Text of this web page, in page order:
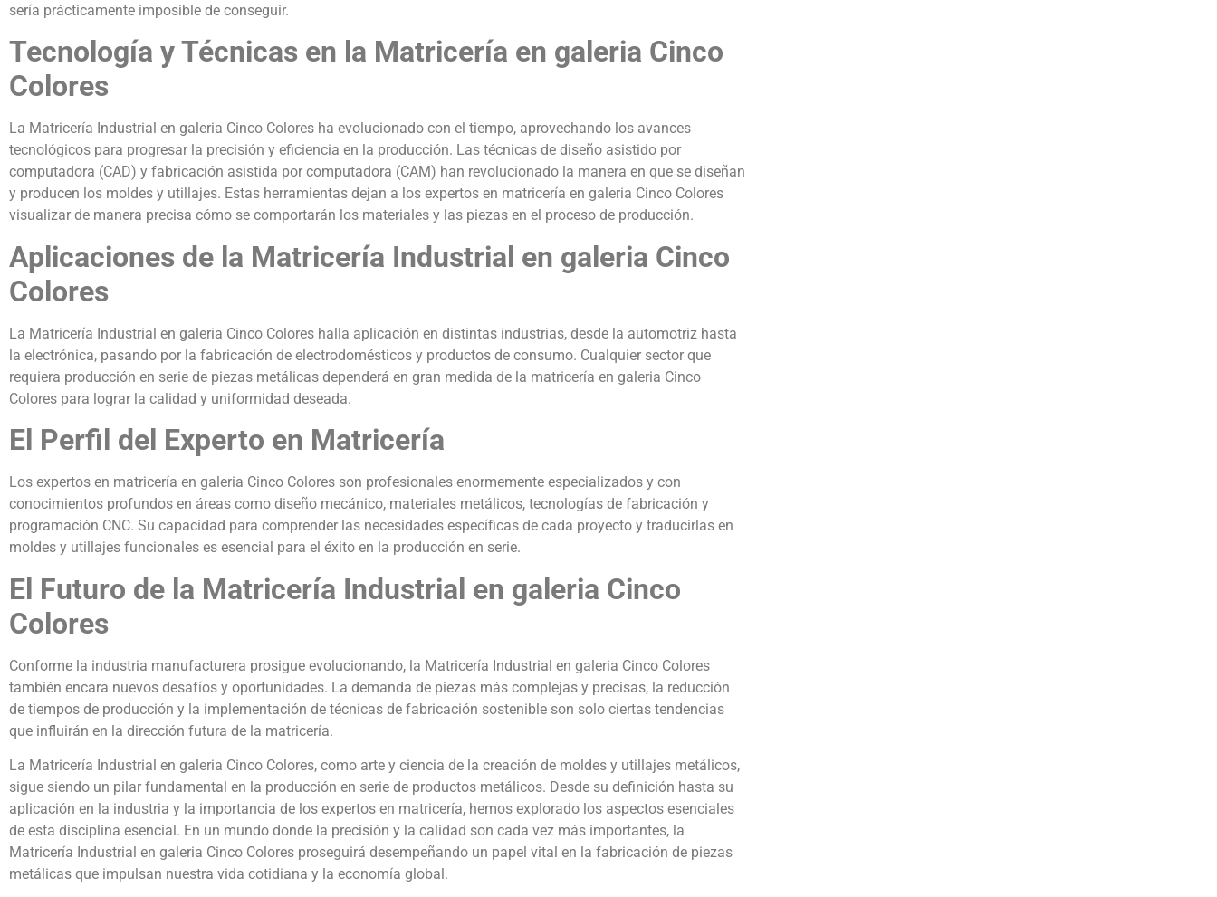
sería prácticamente imposible de conseguir.
Tecnología y Técnicas en la Matricería en galeria Cinco
Colores
La Matricería Industrial en galeria Cinco Colores ha evolucionado con el tiempo, aprovechando los avances
tecnológicos para progresar la precisión y eficiencia en la producción. Las técnicas de diseño asistido por
computadora (CAD) y fabricación asistida por computadora (CAM) han revolucionado la manera en que se diseñan
y producen los moldes y utillajes. Estas herramientas dejan a los expertos en matricería en galeria Cinco Colores
visualizar de manera precisa cómo se comportarán los materiales y las piezas en el proceso de producción.
Aplicaciones de la Matricería Industrial en galeria Cinco
Colores
La Matricería Industrial en galeria Cinco Colores halla aplicación en distintas industrias, desde la automotriz hasta
la electrónica, pasando por la fabricación de electrodomésticos y productos de consumo. Cualquier sector que
requiera producción en serie de piezas metálicas dependerá en gran medida de la matricería en galeria Cinco
Colores para lograr la calidad y uniformidad deseada.
El Perfil del Experto en Matricería
Los expertos en matricería en galeria Cinco Colores son profesionales enormemente especializados y con
conocimientos profundos en áreas como diseño mecánico, materiales metálicos, tecnologías de fabricación y
programación CNC. Su capacidad para comprender las necesidades específicas de cada proyecto y traducirlas en
moldes y utillajes funcionales es esencial para el éxito en la producción en serie.
El Futuro de la Matricería Industrial en galeria Cinco
Colores
Conforme la industria manufacturera prosigue evolucionando, la Matricería Industrial en galeria Cinco Colores
también encara nuevos desafíos y oportunidades. La demanda de piezas más complejas y precisas, la reducción
de tiempos de producción y la implementación de técnicas de fabricación sostenible son solo ciertas tendencias
que influirán en la dirección futura de la matricería.
La Matricería Industrial en galeria Cinco Colores, como arte y ciencia de la creación de moldes y utillajes metálicos,
sigue siendo un pilar fundamental en la producción en serie de productos metálicos. Desde su definición hasta su
aplicación en la industria y la importancia de los expertos en matricería, hemos explorado los aspectos esenciales
de esta disciplina esencial. En un mundo donde la precisión y la calidad son cada vez más importantes, la
Matricería Industrial en galeria Cinco Colores proseguirá desempeñando un papel vital en la fabricación de piezas
metálicas que impulsan nuestra vida cotidiana y la economía global.